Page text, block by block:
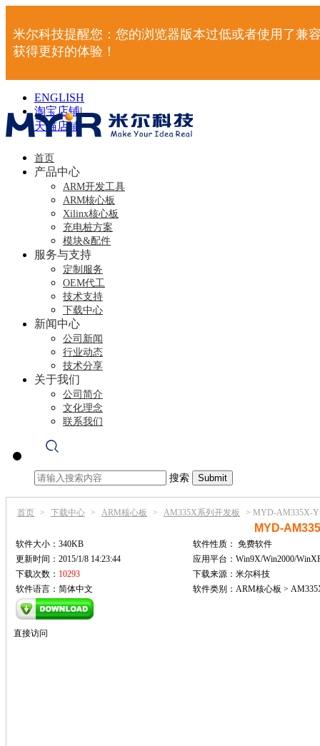
米尔科技提醒您：您的浏览器版本过低或者使用了兼
获得更好的体验！
ENGLISH
淘宝店铺|
天猫店铺 |
首页
产品中心
ARM开发工具
ARM核心板
Xilinx核心板
充电桩方案
模块&配件
服务与支持
定制服务
OEM代工
技术支持
下载中心
新闻中心
公司新闻
行业动态
技术分享
关于我们
公司简介
文化理念
联系我们
搜索
首页 > 下载中心 > ARM核心板 > AM335X系列开发板 > MYD-AM335X-
MYD-
软件大小：340KB 软件性质： 免费软件
更新时间：2015/1/8 14:23:44
应用平台：Win9X/Win2000/
下载次数： 10293
下载来源：米尔科技
软件语言：简体中文
软件类别：ARM核心板 >
直接访问